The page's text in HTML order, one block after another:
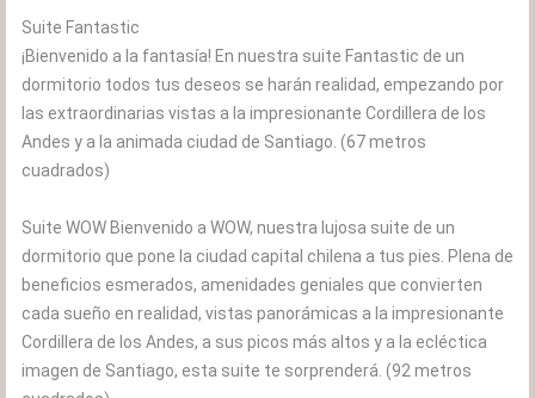
Suite Fantastic
¡Bienvenido a la fantasía! En nuestra suite Fantastic de un
dormitorio todos tus deseos se harán realidad, empezando por
las extraordinarias vistas a la impresionante Cordillera de los
Andes y a la animada ciudad de Santiago. (67 metros
cuadrados)
Suite WOW Bienvenido a WOW, nuestra lujosa suite de un
dormitorio que pone la ciudad capital chilena a tus pies. Plena de
beneficios esmerados, amenidades geniales que convierten
cada sueño en realidad, vistas panorámicas a la impresionante
Cordillera de los Andes, a sus picos más altos y a la ecléctica
imagen de Santiago, esta suite te sorprenderá. (92 metros